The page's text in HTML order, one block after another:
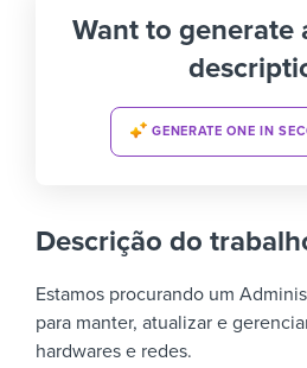
Want to generate
GENERATE ONE IN
Descrição do
Estamos procurando um
para manter, atualizar e
hardwares e redes.